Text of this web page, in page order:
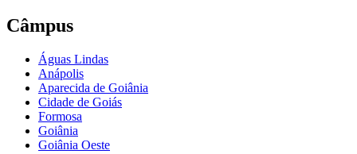
Câmpus
Águas Lindas
Anápolis
Aparecida de Goiânia
Cidade de Goiás
Formosa
Goiânia
Goiânia Oeste